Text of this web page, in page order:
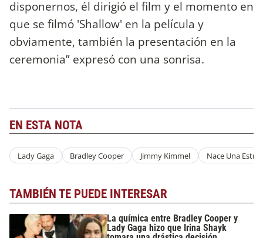
disponernos, él dirigió el film y el momento en
que se filmó 'Shallow' en la película y
obviamente, también la presentación en la
ceremonia” expresó con una sonrisa.
EN ESTA NOTA
Lady Gaga Bradley Cooper Jimmy Kimmel Nace Una
TAMBIÉN TE PUEDE INTERESAR
La química entre Bradley Cooper y
Lady Gaga hizo que Irina Shayk